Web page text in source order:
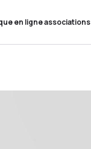
en ligne associations